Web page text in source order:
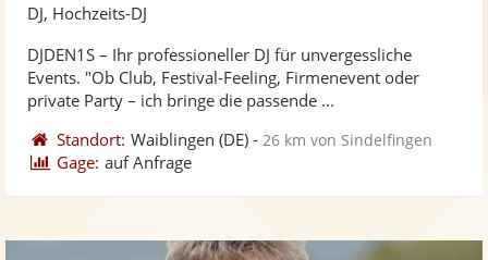
DJ, Hochzeits-DJ
DJDEN1S – Ihr professioneller DJ für unvergessliche
Events. "Ob Club, Festival-Feeling, Firmenevent oder
private Party – ich bringe die passende ...
Standort: Waiblingen (DE) - 26 km von Sindelfingen
Gage: auf Anfrage